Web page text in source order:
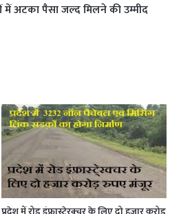
में अटका पैसा जल्द मिलने की उम्मीद